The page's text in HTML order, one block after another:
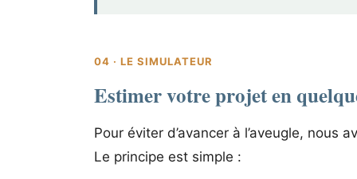
04 · LE SIMULATEUR
Estimer votre projet en
Pour éviter d’avancer à l’aveugle, nous
Le principe est simple :